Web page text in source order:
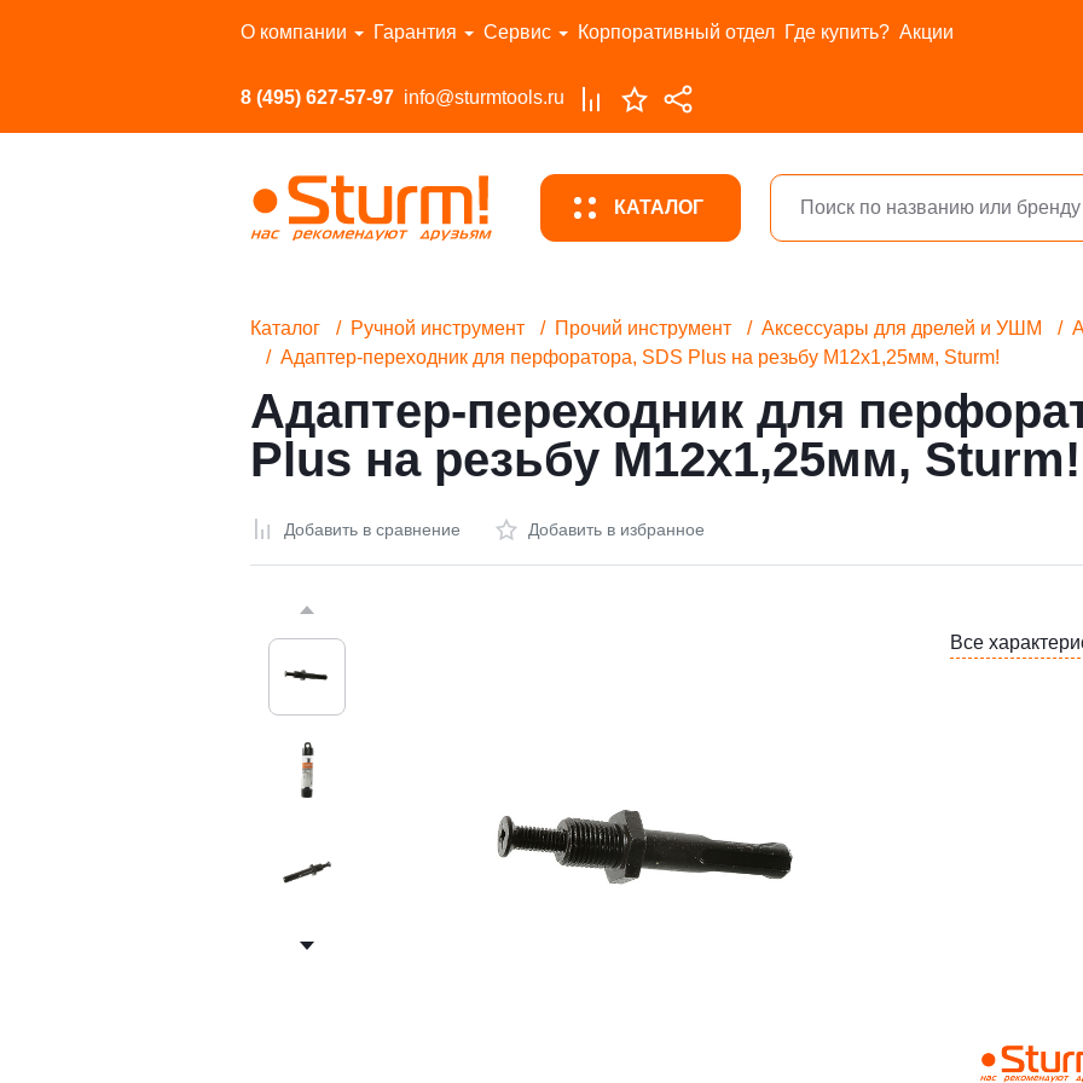
О компании Гарантия Сервис Корпоративный отдел Где купить? Акции
8 (495) 627-57-97 info@sturmtools.ru
КАТАЛОГ
Перейти в каталог
Каталог Ручной инструмент Прочий инструмент Аксессуары для дрелей и УШМ
Адаптер-переходник для перфоратора, SDS Plus на резьбу M12x1,25мм, Sturm!
Адаптер-переходник для
Plus на резьбу M12x1,25мм, Sturm!
Добавить в сравнение Добавить в избранное
Все